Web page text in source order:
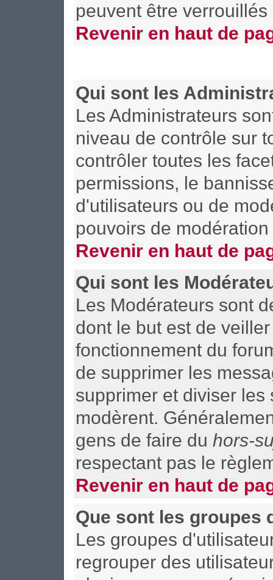
peuvent être
Revenir en haut de
Qui sont les
Les Administrateurs
niveau de contrôle sur
contrôler toutes les
permissions, le
d'utilisateurs ou de
pouvoirs de
Revenir en haut de
Qui sont les
Les Modérateurs sont
dont le but est de
fonctionnement du
de supprimer les
supprimer et diviser
modèrent.
gens de faire du hors-
respectant pas le
Revenir en haut de
Que sont les groupes
Les groupes
regrouper des